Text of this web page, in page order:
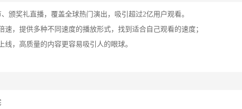
颁奖礼直播，覆盖全球热门演出，吸引超过2亿用户观看。
，提供多种不同速度的播放形式，找到适合自己观看的速度；
，高质量的内容更容易吸引人的眼球。